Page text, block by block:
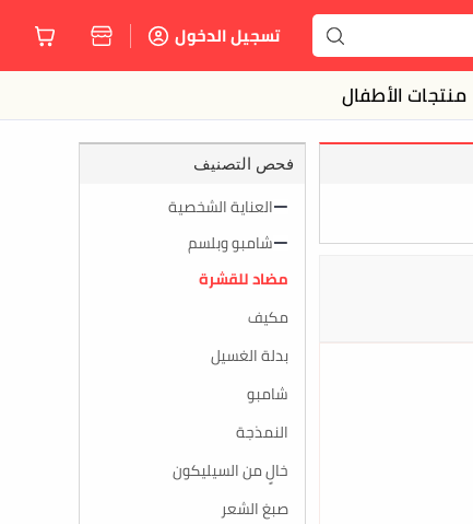
تسجيل الدخول
منتجات الأطفال
فحص التصنيف
العناية الشخصية
شامبو وبلسم
مضاد للقشرة
مكيف
بدلة الغسيل
شامبو
النمذجة
خالٍ من السيليكون
صبغ الشعر